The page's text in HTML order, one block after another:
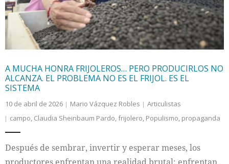
A MUCHA HONRA FRIJOLEROS… PERO PRODUCIRLOS NO
ALCANZA. EL PROBLEMA NO ES EL FRIJOL. ES EL
SISTEMA
10 de abril de 2026 Mario Vázquez Robles
Articulistas
campo, Claudia Sheinbaum Pardo,frijolero, Populismo, propaganda
Después de sembrar, invertir y esperar meses, los